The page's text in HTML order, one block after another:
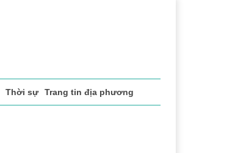
Thời sự Trang tin địa phương